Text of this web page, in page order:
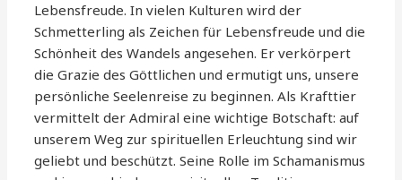
Lebensfreude. In vielen Kulturen wird der
Schmetterling als Zeichen für Lebensfreude und die
Schönheit des Wandels angesehen. Er verkörpert
die Grazie des Göttlichen und ermutigt uns, unsere
persönliche Seelenreise zu beginnen. Als Krafttier
vermittelt der Admiral eine wichtige Botschaft: auf
unserem Weg zur spirituellen Erleuchtung sind wir
geliebt und beschützt. Seine Rolle im Schamanismus